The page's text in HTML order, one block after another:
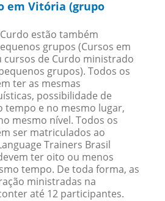
em Vitória (grupo
estão também
grupos (Cursos em
cursos de Curdo ministrado
grupos). Todos os
ter as mesmas
possibilidade de
tempo e no mesmo lugar,
mesmo nível. Todos os
ser matriculados ao
Trainers Brasil
ter oito ou menos
tempo. De toda forma, as
ministradas na
até 12 participantes.